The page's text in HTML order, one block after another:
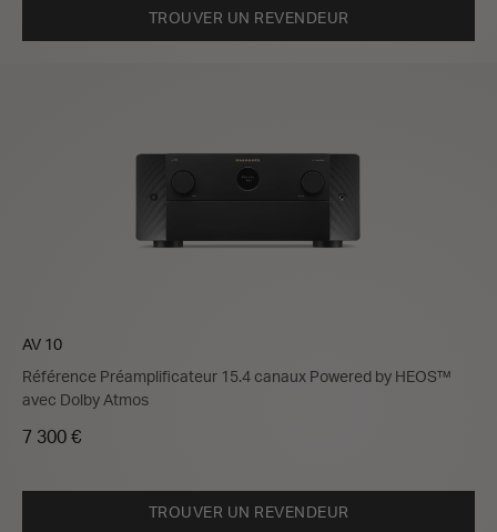
TROUVER UN REVENDEUR
AV 10
Référence Préamplificateur 15.4 canaux Powered by HEOS™
avec Dolby Atmos
7 300 €
TROUVER UN REVENDEUR